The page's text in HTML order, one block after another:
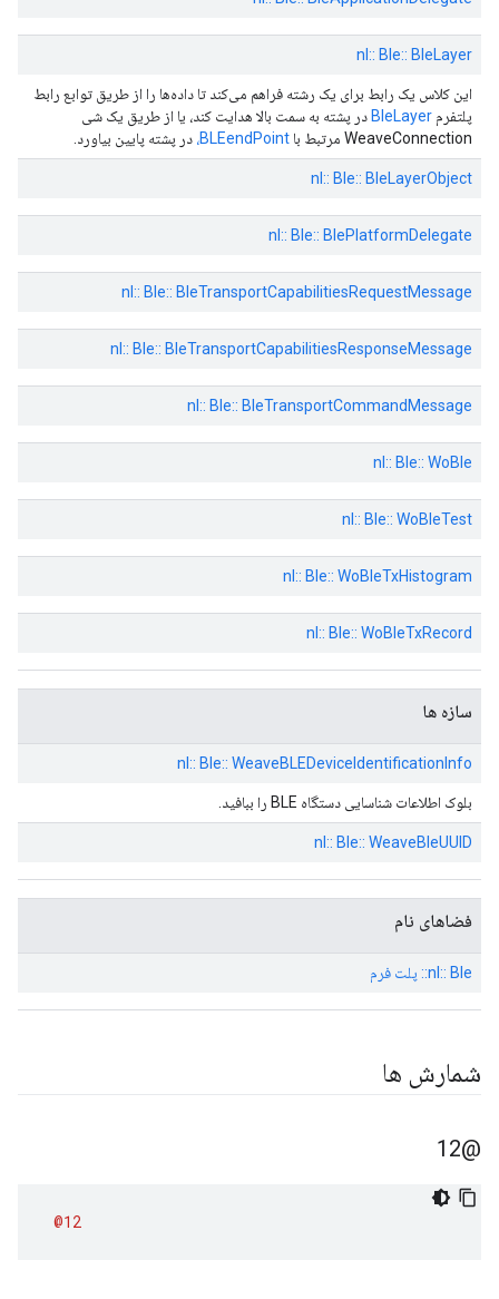
nl:: Ble:: BleLayer
این کلاس یک رابط برای یک رشته فراهم می‌کند تا داده‌ها را از طریق توابع رابط
پلتفرم BleLayer در پشته به سمت بالا هدایت کند، یا از طریق یک شی
WeaveConnection مرتبط با
BLEendPoint، در پشته پایین بیاورد.
nl:: Ble:: BleLayerObject
nl:: Ble:: BlePlatformDelegate
nl:: Ble:: BleTransportCapabilitiesRequestMessage
nl:: Ble:: BleTransportCapabilitiesResponseMessage
nl:: Ble:: BleTransportCommandMessage
nl:: Ble:: WoBle
nl:: Ble:: WoBleTest
nl:: Ble:: WoBleTxHistogram
nl:: Ble:: WoBleTxRecord
سازه ها
nl:: Ble:: WeaveBLEDeviceIdentificationInfo
بلوک اطلاعات شناسایی دستگاه BLE را ببافید.
nl:: Ble:: WeaveBleUUID
فضاهای نام
nl:: Ble:: پلت فرم
شمارش ها
@12
@12